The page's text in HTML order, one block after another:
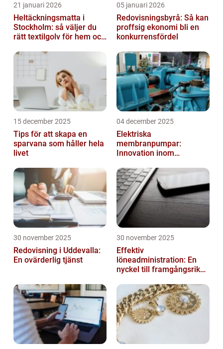
21 januari 2026
Heltäckningsmatta i
Stockholm: så väljer du
rätt textilgolv för hem och
05 januari 2026
Redovisningsbyrå: Så kan
proffsig ekonomi bli en
konkurrensfördel
15 december 2025
Tips för att skapa en
sparvana som håller hela
livet
04 december 2025
Elektriska
membranpumpar:
Innovation inom
30 november 2025
Redovisning i Uddevalla:
En ovärderlig tjänst
30 november 2025
Effektiv
löneadministration: En
nyckel till framgångsrika